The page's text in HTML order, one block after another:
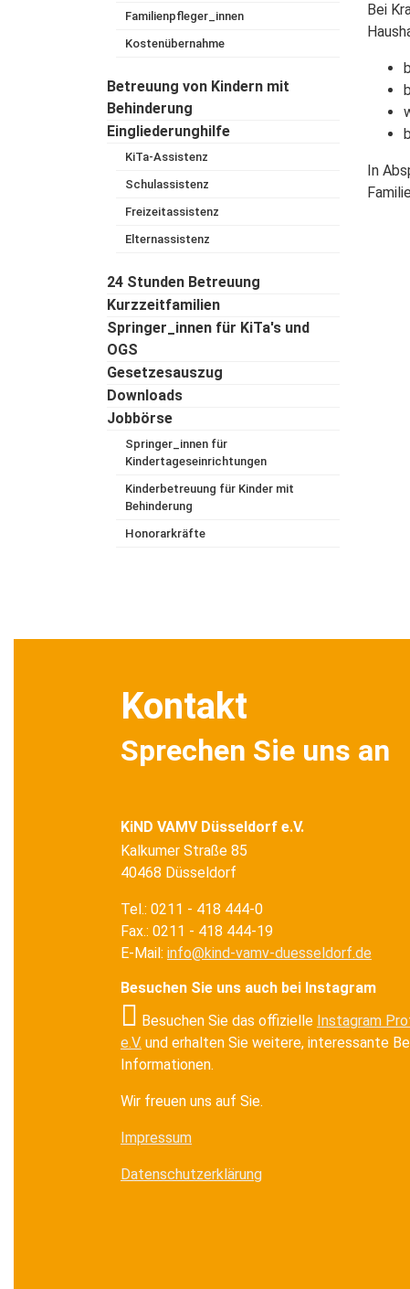
Familienpfleger_innen
Kostenübernahme
Betreuung von Kindern mit
Behinderung
Eingliederunghilfe
KiTa-Assistenz
Schulassistenz
Freizeitassistenz
Elternassistenz
24 Stunden Betreuung
Kurzzeitfamilien
Springer_innen für KiTa's und
OGS
Gesetzesauszug
Downloads
Jobbörse
Springer_innen für
Kindertageseinrichtungen
Kinderbetreuung für Kinder mit
Behinderung
Honorarkräfte
Bei
In
Kontakt
Sprechen Sie uns an
KiND VAMV Düsseldorf e.V.
Kalkumer Straße 85
40468 Düsseldorf
Tel.: 0211 - 418 444-0
Fax.: 0211 - 418 444-19
E-Mail: info@kind-vamv-duesseldorf.de
Besuchen Sie uns auch bei Instagram
Besuchen Sie das offizielle Instagram
e.V. und erhalten Sie weitere, interessante
Informationen.
Wir freuen uns auf Sie.
Impressum
Datenschutzerklärung